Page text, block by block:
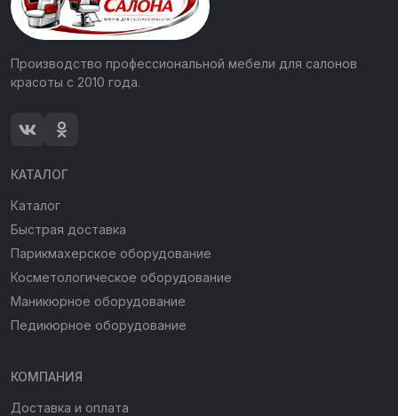
Производство профессиональной мебели для салонов
красоты с 2010 года.
КАТАЛОГ
Каталог
Быстрая доставка
Парикмахерское оборудование
Косметологическое оборудование
Маникюрное оборудование
Педикюрное оборудование
КОМПАНИЯ
Доставка и оплата